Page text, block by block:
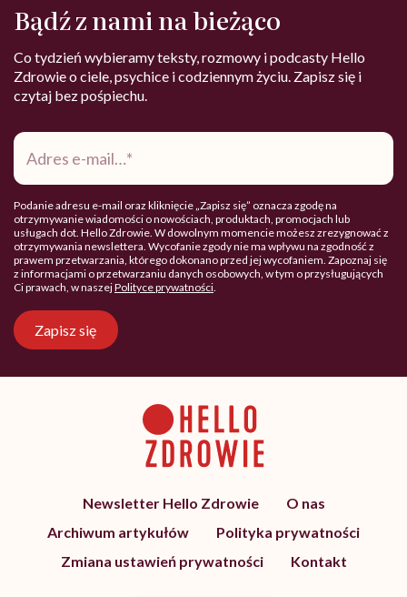
Bądź z nami na bieżąco
Co tydzień wybieramy teksty, rozmowy i podcasty Hello
Zdrowie o ciele, psychice i codziennym życiu. Zapisz się i
czytaj bez pośpiechu.
Adres
mail*
Podanie adresu e-mail oraz kliknięcie „Zapisz się” oznacza zgodę na
otrzymywanie wiadomości o nowościach, produktach, promocjach lub
usługach dot. Hello Zdrowie. W dowolnym momencie możesz zrezygnować z
otrzymywania newslettera. Wycofanie zgody nie ma wpływu na zgodność z
prawem przetwarzania, którego dokonano przed jej wycofaniem. Zapoznaj się
z informacjami o przetwarzaniu danych osobowych, w tym o przysługujących
Ci prawach, w naszejPolityce prywatności.
Zapisz się
Newsletter Hello Zdrowie
O nas
Archiwum artykułów
Polityka prywatności
Zmiana ustawień prywatności
Kontakt